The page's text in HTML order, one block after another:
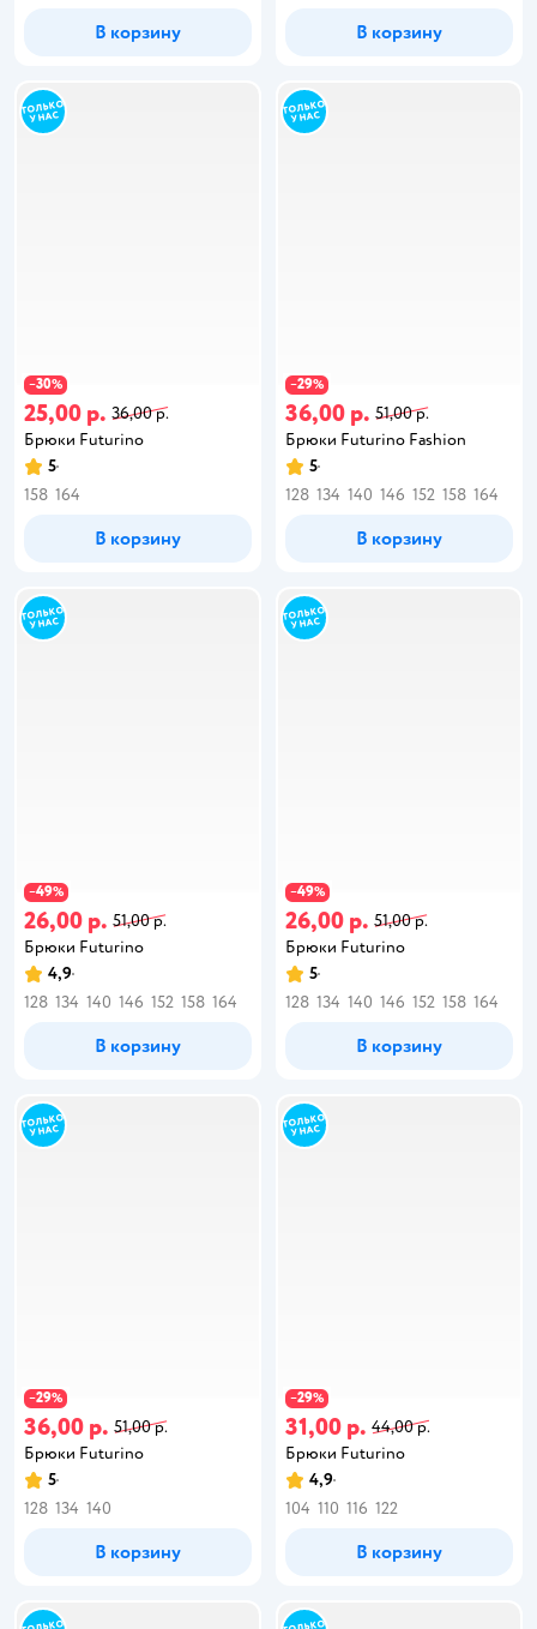
В корзину В корзину
−30%
25,00 р. 36,00 р.
Брюки Futurino
5
158 164
В корзину
−29%
36,00 р. 51,00 р.
Брюки Futurino Fashion
5
128 134 140 146 152 158 164
В корзину
−49%
26,00 р. 51,00 р.
Брюки Futurino
4,9
128 134 140 146 152 158 164
В корзину
−49%
26,00 р. 51,00 р.
Брюки Futurino
5
128 134 140 146 152 158 164
В корзину
−29%
36,00 р. 51,00 р.
Брюки Futurino
5
128 134 140
В корзину
−29%
31,00 р. 44,00 р.
Брюки Futurino
4,9
104 110 116 122
В корзину